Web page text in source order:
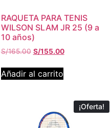
RAQUETA PARA TENIS
WILSON SLAM JR 25 (9 a
10 años)
S/165.00 S/155.00
Añadir al carrito
¡Oferta!